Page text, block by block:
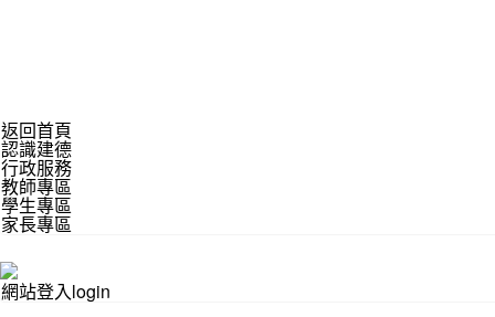
返回首頁
認識建德
行政服務
教師專區
學生專區
家長專區
網站登入login